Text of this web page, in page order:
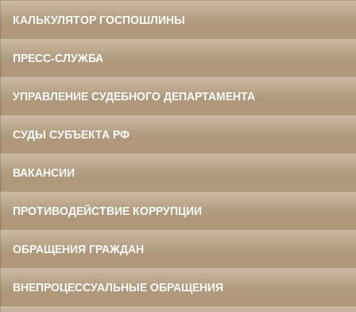
КАЛЬКУЛЯТОР ГОСПОШЛИНЫ
ПРЕСС-СЛУЖБА
УПРАВЛЕНИЕ СУДЕБНОГО ДЕПАРТАМЕНТА
СУДЫ СУБЪЕКТА РФ
ВАКАНСИИ
ПРОТИВОДЕЙСТВИЕ КОРРУПЦИИ
ОБРАЩЕНИЯ ГРАЖДАН
ВНЕПРОЦЕССУАЛЬНЫЕ ОБРАЩЕНИЯ